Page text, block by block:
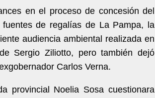
en el proceso de concesión del
de regalías de La Pampa, la
audiencia ambiental realizada en
Sergio Ziliotto, pero también dejó
Carlos Verna.
provincial Noelia Sosa cuestionara